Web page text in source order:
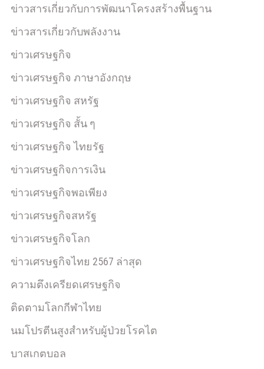
ข่าวสารเกี่ยวกับการพัฒนาโครงสร้างพื้นฐาน
ข่าวสารเกี่ยวกับพลังงาน
ข่าวเศรษฐกิจ
ข่าวเศรษฐกิจ ภาษาอังกฤษ
ข่าวเศรษฐกิจ สหรัฐ
ข่าวเศรษฐกิจ สั้น ๆ
ข่าวเศรษฐกิจ ไทยรัฐ
ข่าวเศรษฐกิจการเงิน
ข่าวเศรษฐกิจพอเพียง
ข่าวเศรษฐกิจสหรัฐ
ข่าวเศรษฐกิจโลก
ข่าวเศรษฐกิจไทย 2567 ล่าสุด
ความตึงเครียดเศรษฐกิจ
ติดตามโลกกีฬาไทย
นมโปรตีนสูงสำหรับผู้ป่วยโรคไต
บาสเกตบอล